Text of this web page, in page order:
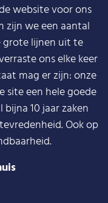
website voor ons
zijn we een aantal
grote lijnen uit te
ons elke keer
mag er zijn: onze
site een hele goede
10 jaar zaken
Ook op